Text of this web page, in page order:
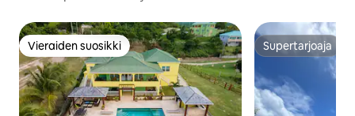
Vieraiden suosikki
Vieraiden suosikki Supertarjoaja
Supertarjoaja